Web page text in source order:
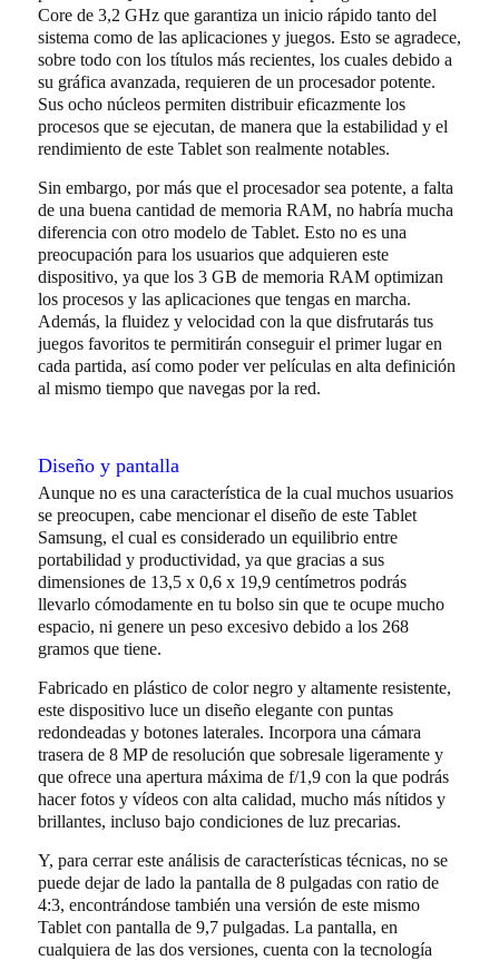
Core de 3,2 GHz que garantiza un inicio rápido tanto del
sistema como de las aplicaciones y juegos. Esto se agradece,
sobre todo con los títulos más recientes, los cuales debido a
su gráfica avanzada, requieren de un procesador potente.
Sus ocho núcleos permiten distribuir eficazmente los
procesos que se ejecutan, de manera que la estabilidad y el
rendimiento de este Tablet son realmente notables.
Sin embargo, por más que el procesador sea potente, a falta
de una buena cantidad de memoria RAM, no habría mucha
diferencia con otro modelo de Tablet. Esto no es una
preocupación para los usuarios que adquieren este
dispositivo, ya que los 3 GB de memoria RAM optimizan
los procesos y las aplicaciones que tengas en marcha.
Además, la fluidez y velocidad con la que disfrutarás tus
juegos favoritos te permitirán conseguir el primer lugar en
cada partida, así como poder ver películas en alta definición
al mismo tiempo que navegas por la red.
Diseño y pantalla
Aunque no es una característica de la cual muchos usuarios
se preocupen, cabe mencionar el diseño de este Tablet
Samsung, el cual es considerado un equilibrio entre
portabilidad y productividad, ya que gracias a sus
dimensiones de 13,5 x 0,6 x 19,9 centímetros podrás
llevarlo cómodamente en tu bolso sin que te ocupe mucho
espacio, ni genere un peso excesivo debido a los 268
gramos que tiene.
Fabricado en plástico de color negro y altamente resistente,
este dispositivo luce un diseño elegante con puntas
redondeadas y botones laterales. Incorpora una cámara
trasera de 8 MP de resolución que sobresale ligeramente y
que ofrece una apertura máxima de f/1,9 con la que podrás
hacer fotos y vídeos con alta calidad, mucho más nítidos y
brillantes, incluso bajo condiciones de luz precarias.
Y, para cerrar este análisis de características técnicas, no se
puede dejar de lado la pantalla de 8 pulgadas con ratio de
4:3, encontrándose también una versión de este mismo
Tablet con pantalla de 9,7 pulgadas. La pantalla, en
cualquiera de las dos versiones, cuenta con la tecnología